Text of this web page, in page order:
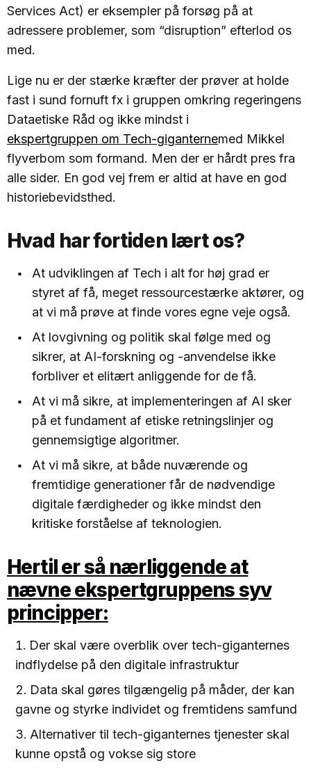
Services Act) er eksempler på forsøg på at
adressere problemer, som “disruption” efterlod os
med.
Lige nu er der stærke kræfter der prøver at holde
fast i sund fornuft fx i gruppen omkring regeringens
Dataetiske Råd og ikke mindst i
ekspertgruppen om Tech-giganternemed Mikkel
flyverbom som formand. Men der er hårdt pres fra
alle sider. En god vej frem er altid at have en god
historiebevidsthed.
Hvad har fortiden lært os?
At udviklingen af Tech i alt for høj grad er
styret af få, meget ressourcestærke aktører, og
at vi må prøve at finde vores egne veje også.
At lovgivning og politik skal følge med og
sikrer, at AI-forskning og -anvendelse ikke
forbliver et elitært anliggende for de få.
At vi må sikre, at implementeringen af AI sker
på et fundament af etiske retningslinjer og
gennemsigtige algoritmer.
At vi må sikre, at både nuværende og
fremtidige generationer får de nødvendige
digitale færdigheder og ikke mindst den
kritiske forståelse af teknologien.
Hertil er så nærliggende at
nævne ekspertgruppens syv
principper:
Der skal være overblik over tech-giganternes
indflydelse på den digitale infrastruktur
Data skal gøres tilgængelig på måder, der kan
gavne og styrke individet og fremtidens samfund
Alternativer til tech-giganternes tjenester skal
kunne opstå og vokse sig store